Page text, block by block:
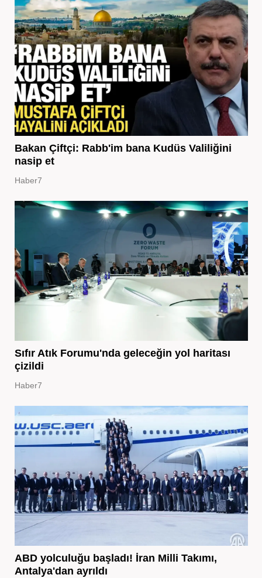
Bakan Çiftçi: Rabb'im bana Kudüs Valiliğini
nasip et
Haber7
Sıfır Atık Forumu'nda geleceğin yol haritası
çizildi
Haber7
ABD yolculuğu başladı! İran Milli Takımı,
Antalya'dan ayrıldı